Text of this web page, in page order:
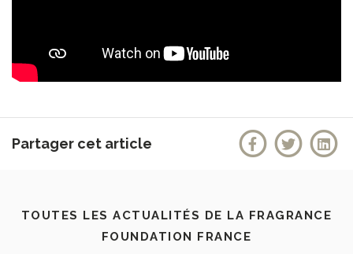
Partager cet article
TOUTES LES ACTUALITÉS DE LA FRAGRANCE
FOUNDATION FRANCE